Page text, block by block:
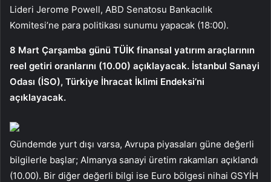
Lideri Jerome Powell, ABD Senatosu Bankacılık
Komitesi’ne para politikası sunumu yapacak (18:00).
8 Mart Çarşamba günü TÜİK finansal yatırım araçlarının
reel getiri oranlarını (10.00) açıklayacak. İstanbul Sanayi
Odası (İSO), Türkiye İhracat İklimi Endeksi’ni
açıklayacak.
Gündemde yurt dışı varsa, Avrupa piyasaları güne değerli
bilgilerle başlar; Almanya sanayi üretim rakamları açıklandı
(10.00). Bir diğer değerli bilgi ise Euro bölgesi nihai GSYİH